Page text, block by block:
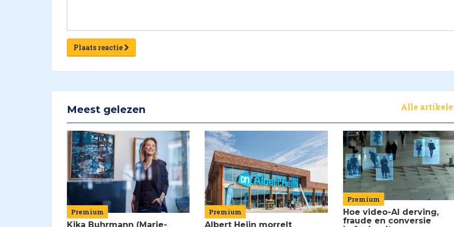
Plaats reactie
Meest gelezen Alle
Premium
Kika Buhrmann (Marie-
Premium
Albert Heijn morrelt
Premium
Hoe video-AI derving,
fraude en conversie